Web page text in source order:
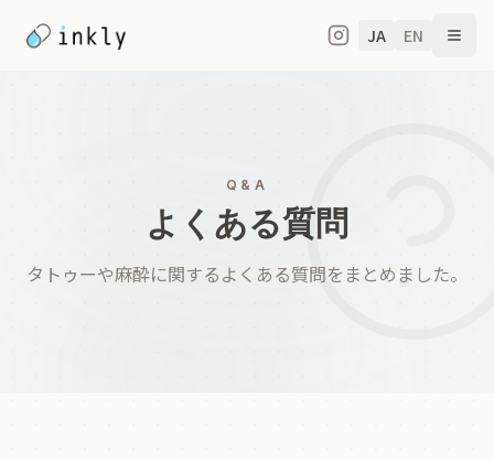
JA EN
Q&A
よくある質問
タトゥーや麻酔に関するよくある質問をまとめました。